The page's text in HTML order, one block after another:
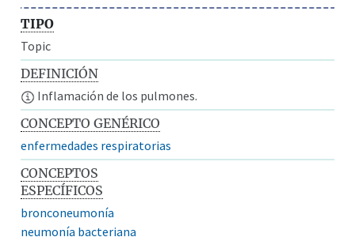
TIPO
Topic
DEFINICIÓN
Inflamación de los pulmones.
CONCEPTO GENÉRICO
enfermedades respiratorias
CONCEPTOS
ESPECÍFICOS
bronconeumonía
neumonía bacteriana